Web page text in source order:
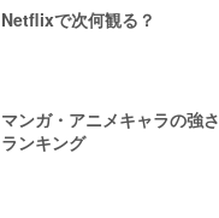
Netflixで次何観る？
マンガ・アニメキャラの強さ
ランキング